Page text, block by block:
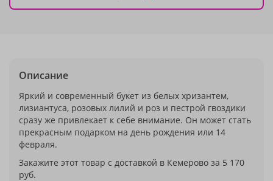
Описание
Яркий и современный букет из белых хризантем,
лизиантуса, розовых лилий и роз и пестрой гвоздики
сразу же привлекает к себе внимание. Он может стать
прекрасным подарком на день рождения или 14
февраля.
Закажите этот товар с доставкой в Кемерово за 5 170
руб.